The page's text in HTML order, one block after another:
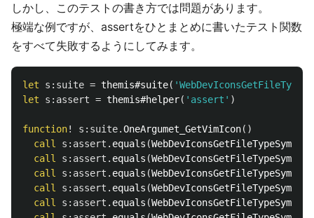
しかし、このテストの書き方では問題があります。
極端な例ですが、assertをひとまとめに書いたテスト関数
をすべて失敗するようにしてみます。
let s:suite = themis#suite(
let
s:assert = themis#helper( 'assert' )
function! s:suite.OneArgumet_GetVimIcon()
call
s:assert . equals (WebDevIconsGetFileTypeSymbol
call
s:assert . equals (WebDevIconsGetFileTypeSymbol
call
s:assert . equals (WebDevIconsGetFileTypeSymbol
call
s:assert . equals (WebDevIconsGetFileTypeSymbol
call
s:assert . equals (WebDevIconsGetFileTypeSymbol